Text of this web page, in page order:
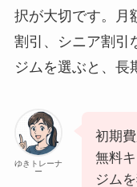
択が大切です。月
割引、シニア割引
ジムを選ぶと、長
ゆきトレーナ
ー
初期
無料
ジム